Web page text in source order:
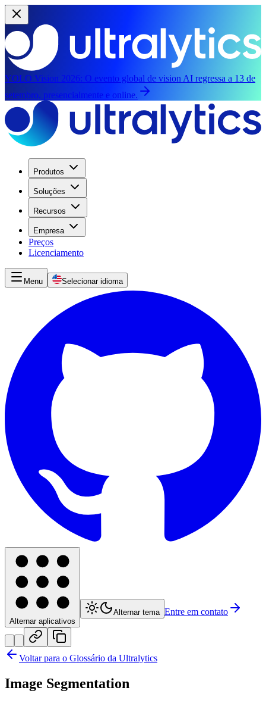
YOLO Vision 2026: O evento global de vision AI regressa a 13 de
setembro, presencialmente e online.
Produtos
Soluções
Recursos
Empresa
Preços
Licenciamento
Menu Selecionar idioma
Alternar aplicativos
Alternar tema Entre em contato
Voltar para o Glossário da Ultralytics
Image Segmentation